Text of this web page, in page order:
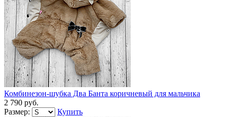
Комбинезон-шубка Два Банта коричневый для мальчика
2 790 руб.
Размер:
Купить